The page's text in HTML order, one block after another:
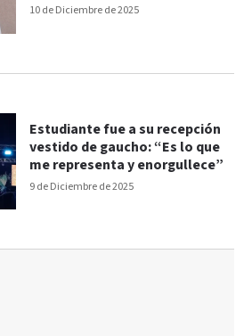
10 de Diciembre de 2025
9 de Diciembre de 2025
Estudiante fue a su recepción
vestido de gaucho: “Es lo que
me representa y enorgullece”